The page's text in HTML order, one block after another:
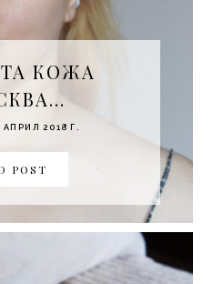
КОЖА
2018 Г.
POST